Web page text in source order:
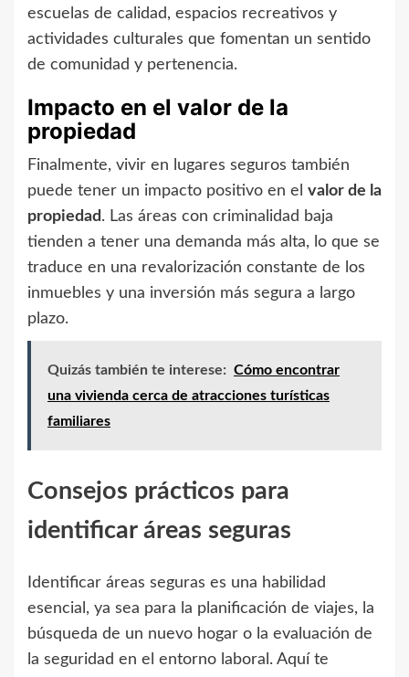
escuelas de calidad, espacios recreativos y
actividades culturales que fomentan un sentido
de comunidad y pertenencia.
Impacto en el valor de la
propiedad
Finalmente, vivir en lugares seguros también
puede tener un impacto positivo en el valor de la
propiedad. Las áreas con criminalidad baja
tienden a tener una demanda más alta, lo que se
traduce en una revalorización constante de los
inmuebles y una inversión más segura a largo
plazo.
Quizás también te interese: Cómo encontrar
una vivienda cerca de atracciones turísticas
familiares
Consejos prácticos para
identificar áreas seguras
Identificar áreas seguras es una habilidad
esencial, ya sea para la planificación de viajes, la
búsqueda de un nuevo hogar o la evaluación de
la seguridad en el entorno laboral. Aquí te